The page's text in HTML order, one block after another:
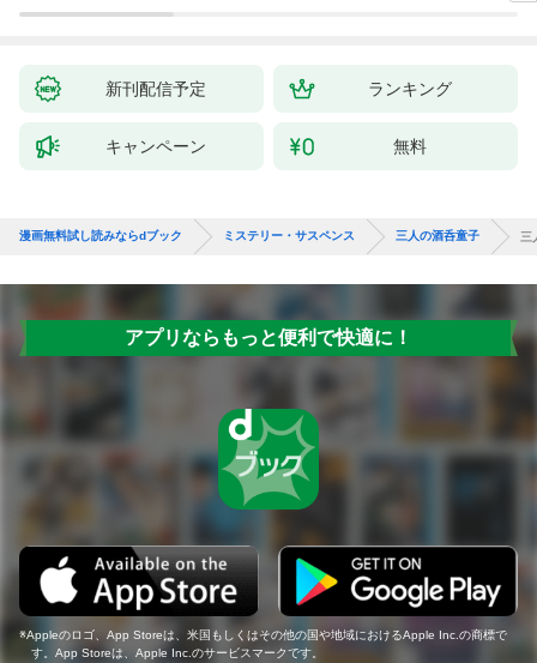
新刊配信予定 ランキング
キャンペーン 無料
漫画無料試し読みならdブック ミステリー・サスペンス 三人の酒呑童子 三
アプリならもっと便利で快適に！
Appleのロゴ、App Storeは、米国もしくはその他の国や地域におけるApple Inc.の商標で
す。App Storeは、Apple Inc.のサービスマークです。